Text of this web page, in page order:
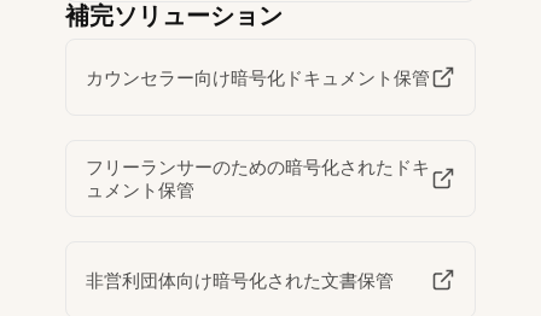
補完ソリューション
カウンセラー向け暗号化ドキュメント保管
フリーランサーのための暗号化されたドキ
ュメント保管
非営利団体向け暗号化された文書保管